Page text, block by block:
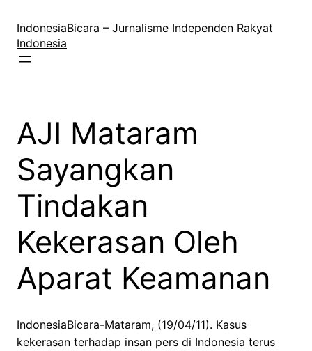
konten
IndonesiaBicara – Jurnalisme Independen Rakyat
Indonesia
AJI Mataram
Sayangkan
Tindakan
Kekerasan Oleh
Aparat Keamanan
IndonesiaBicara-Mataram, (19/04/11). Kasus
kekerasan terhadap insan pers di Indonesia terus